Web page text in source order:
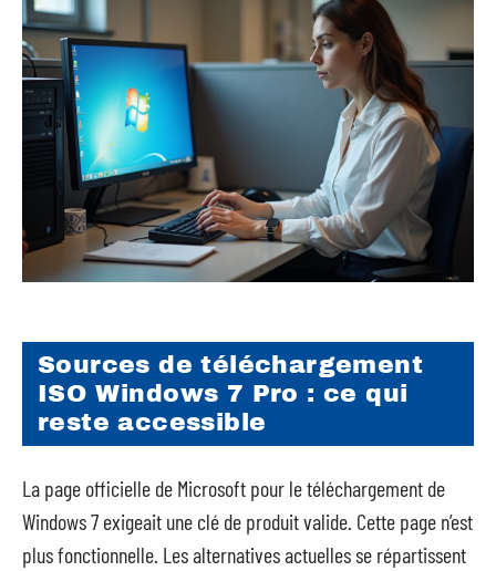
Sources de téléchargement
ISO Windows 7 Pro : ce qui
reste accessible
La page officielle de Microsoft pour le téléchargement de
Windows 7 exigeait une clé de produit valide. Cette page n’est
plus fonctionnelle. Les alternatives actuelles se répartissent